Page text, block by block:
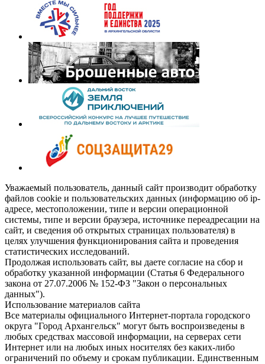
Уважаемый пользователь, данный сайт производит обработку
файлов cookie и пользовательских данных (информацию об ip-
адресе, местоположении, типе и версии операционной
системы, типе и версии браузера, источнике переадресации на
сайт, и сведения об открытых страницах пользователя) в
целях улучшения функционирования сайта и проведения
статистических исследований.
Продолжая использовать сайт, вы даете согласие на сбор и
обработку указанной информации (Статья 6 Федерального
закона от 27.07.2006 № 152-ФЗ "Закон о персональных
данных").
Использование материалов сайта
Все материалы официального Интернет-портала городского
округа "Город Архангельск" могут быть воспроизведены в
любых средствах массовой информации, на серверах сети
Интернет или на любых иных носителях без каких-либо
ограничений по объему и срокам публикации. Единственным